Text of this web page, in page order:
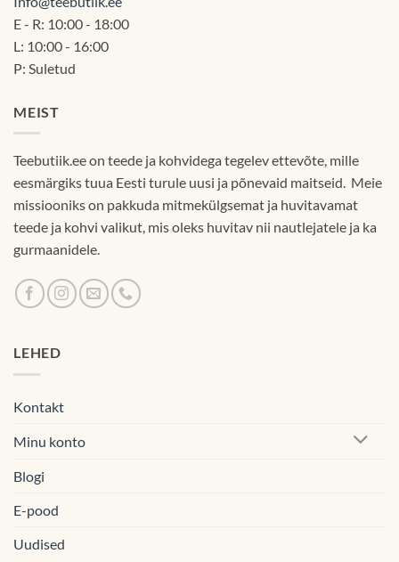
E - R: 10:00 - 18:00
L: 10:00 - 16:00
P: Suletud
MEIST
Teebutiik.ee on teede ja kohvidega tegelev ettevõte, mille
eesmärgiks tuua Eesti turule uusi ja põnevaid maitseid. Meie
missiooniks on pakkuda mitmekülgsemat ja huvitavamat
teede ja kohvi valikut, mis oleks huvitav nii nautlejatele ja ka
gurmaanidele.
LEHED
Kontakt
Minu konto
Blogi
E-pood
Uudised